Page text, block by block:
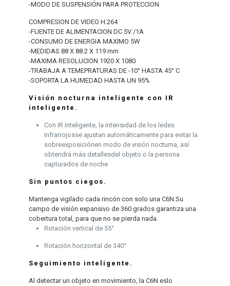
-MODO DE SUSPENSIÓN PARA PROTECCION
COMPRESION DE VIDEO H.264
-FUENTE DE ALIMENTACION DC 5V /1A
-CONSUMO DE ENERGIA MAXIMO 5W
-MEDIDAS 88 X 88.2 X 119 mm
-MAXIMA RESOLUCION 1920 X 1080
-TRABAJA A TEMEPRATURAS DE -10° HASTA 45° C
-SOPORTA LA HUMEDAD HASTA UN 95%
Visión nocturna inteligente con IR
inteligente.
Con IR inteligente, la intensidad de los ledes
infrarrojosse ajustan automáticamente para evitar la
sobreexposiciónen modo de visión nocturna, así
obtendrá más detallesdel objeto o la persona
capturados de noche
Sin puntos ciegos.
Mantenga vigilado cada rincón con solo una C6N.Su
campo de visión expansivo de 360 grados garantiza una
cobertura total, para que no se pierda nada.
Rotación vertical de 55°
Rotación horizontal de 340°
Seguimiento inteligente.
Al detectar un objeto en movimiento, la C6N eslo